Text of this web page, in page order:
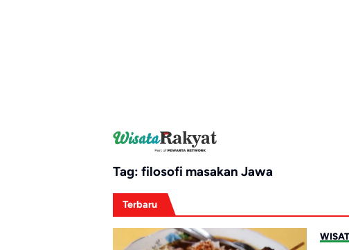
Tag: filosofi masakan Jawa
Terbaru